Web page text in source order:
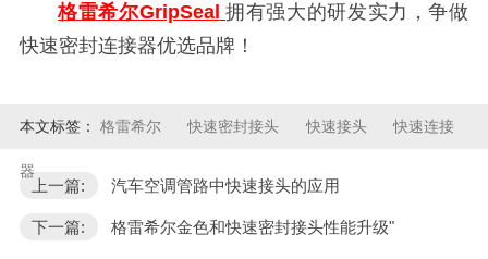
格雷希尔GripSeal 拥有强大的研发实力，争做
快速密封连接器优选品牌！
本文标签： 格雷希尔 快速密封接头 快速接头 快速连接
器
上一篇: 汽车空调管路中快速接头的应用
下一篇: 格雷希尔金色和快速密封接头性能升级"